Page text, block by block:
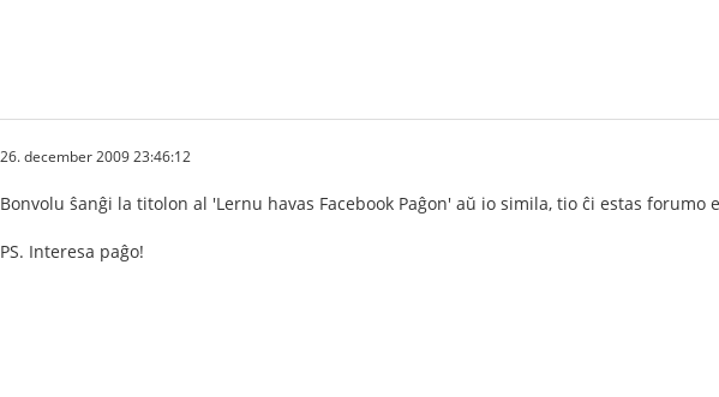
26. december 2009 23:46:12
Bonvolu ŝanĝi la titolon al 'Lernu havas Facebook Paĝon' aŭ io simila, tio ĉi estas forumo
PS. Interesa paĝo!